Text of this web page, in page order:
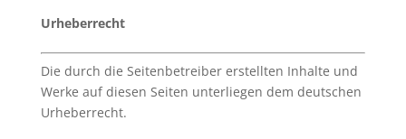
Urheberrecht
Die durch die Seitenbetreiber erstellten Inhalte und
Werke auf diesen Seiten unterliegen dem deutschen
Urheberrecht.